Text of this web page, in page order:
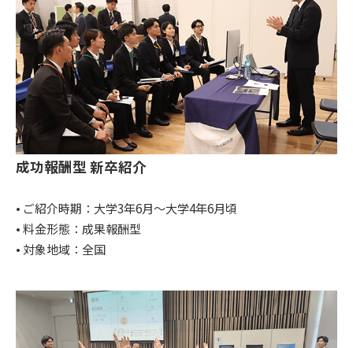
成功報酬型 新卒紹介
• ご紹介時期：大学3年6月～大学4年6月頃
• 料金形態：成果報酬型
• 対象地域：全国